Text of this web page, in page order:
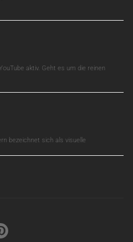
aktiv. Geht es um die reinen
bezeichnet sich als visuelle